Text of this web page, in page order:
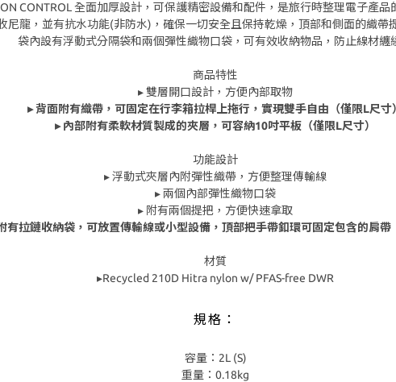
CONTROL 全面加厚設計，可保護精密設備和配件，是旅行時整理電子產品
尼龍，並有抗水功能(非防水)，確保一切安全且保持乾燥，頂部和側面的織帶
袋內設有浮動式分隔袋和兩個彈性織物口袋，可有效收納物品，防止線材纏
商品特性
▸ 雙層開口設計，方便內部取物
▸ 背面附有織帶，可固定在行李箱拉桿上拖行，實現雙手自由（僅限L尺寸）
▸ 內部附有柔軟材質製成的夾層，可容納10吋平板（僅限L尺寸）
功能設計
▸ 浮動式夾層內附彈性織帶，方便整理傳輸線
▸ 兩個內部彈性織物口袋
▸ 附有兩個提把，方便快速拿取
有拉鏈收納袋，可放置傳輸線或小型設備，頂部把手帶釦環可固定包含的肩帶
材質
▸Recycled 210D Hitra nylon w/ PFAS-free DWR
規格：
容量：2L (S)
重量：0.18kg